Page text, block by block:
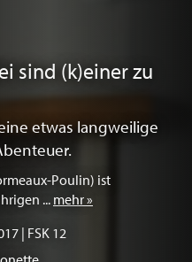
sind (k)einer zu
etwas langweilige
Poulin) ist
... mehr »
| FSK 12